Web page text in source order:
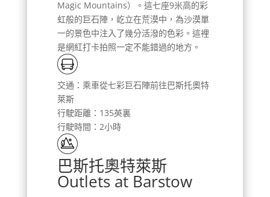
Magic Mountains）。這七座9米高的彩
虹般的巨石陣，屹立在荒漠中，為沙漠單
一的景色中注入了幾分活潑的色彩。這裡
是網紅打卡拍照一定不能錯過的地方。
交通：乘車從七彩巨石陣前往巴斯托奧特
萊斯
行駛距離：135英裏
行駛時間：2小時
巴斯托奧特萊斯
Outlets at Barstow